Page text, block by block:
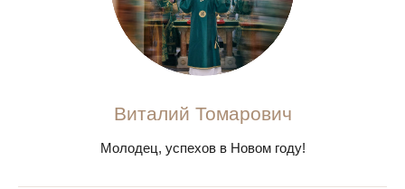
Виталий Томарович
Молодец, успехов в Новом году!